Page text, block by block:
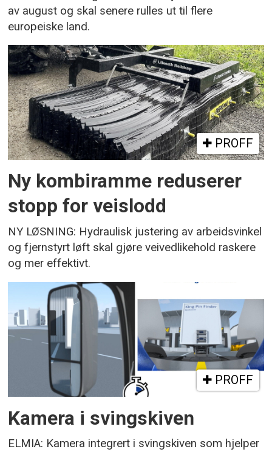
av august og skal senere rulles ut til flere
europeiske land.
PROFF
Ny kombiramme reduserer
stopp for veislodd
NY LØSNING: Hydraulisk justering av arbeidsvinkel
og fjernstyrt løft skal gjøre veivedlikehold raskere
og mer effektivt.
PROFF
Kamera i svingskiven
ELMIA: Kamera integrert i svingskiven som hjelper